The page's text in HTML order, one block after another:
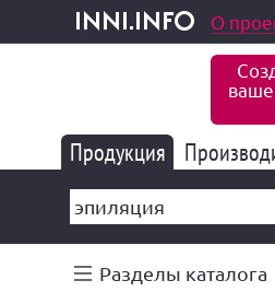
inni.info
и услуги О
Продукция 177 847
Разделы каталога